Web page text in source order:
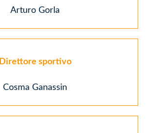
Arturo Gorla
Direttore sportivo
Cosma Ganassin